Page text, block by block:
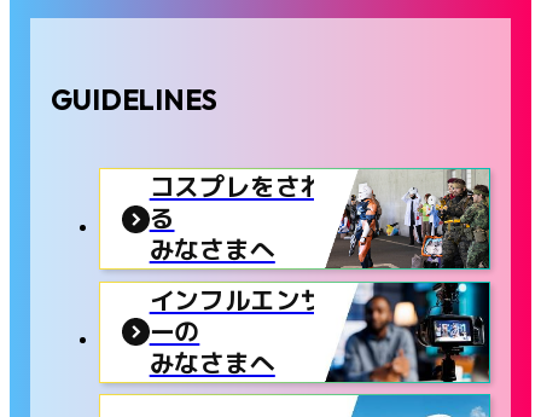
GUIDELINES
コスプレをされ
る
みなさまへ
インフルエンサ
ーの
みなさまへ